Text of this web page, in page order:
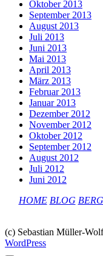
Oktober 2013
September 2013
August 2013
Juli 2013
Juni 2013
Mai 2013
April 2013
März 2013
Februar 2013
Januar 2013
Dezember 2012
November 2012
Oktober 2012
September 2012
August 2012
Juli 2012
Juni 2012
HOME BLOG
(c) Sebastian Müller-
WordPress